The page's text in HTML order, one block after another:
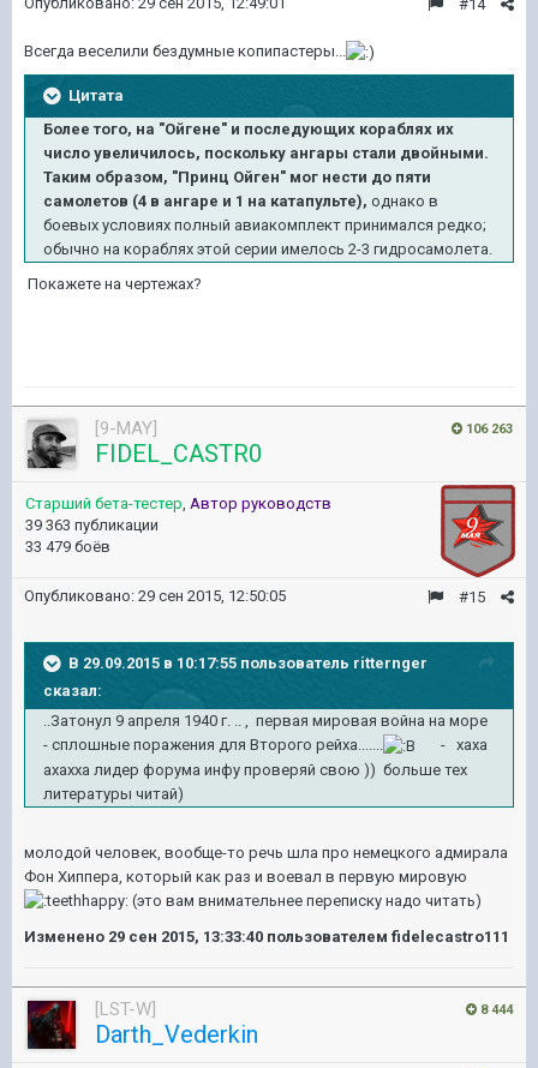
#14
Всегда веселили бездумные копипастеры...
Цитата
Более того, на "Ойгене" и последующих кораблях их
число увеличилось, поскольку ангары стали двойными.
Таким образом, "Принц Ойген" мог нести до пяти
самолетов (4 в ангаре и 1 на катапульте), однако в
боевых условиях полный авиакомплект принимался редко;
обычно на кораблях этой серии имелось 2-3 гидросамолета.
Покажете на чертежах?
106 263
[9-MAY]
FIDEL_CASTR0
Старший бета-тестер, Автор руководств
39 363 публикации
33 479 боёв
#15
Опубликовано: 29 сен 2015, 12:50:05
В 29.09.2015 в 10:17:55 пользователь ritternger
сказал:
..Затонул 9 апреля 1940 г. .. , первая мировая война на море
- сплошные поражения для Второго рейха.......
- хаха
ахахха лидер форума инфу проверяй свою )) больше тех
литературы читай)
молодой человек, вообще-то речь шла про немецкого адмирала
Фон Хиппера, который как раз и воевал в первую мировую
(это вам внимательнее переписку надо читать)
Изменено 29 сен 2015, 13:33:40 пользователем fidelecastro111
8 444
[LST-W]
Darth_Vederkin